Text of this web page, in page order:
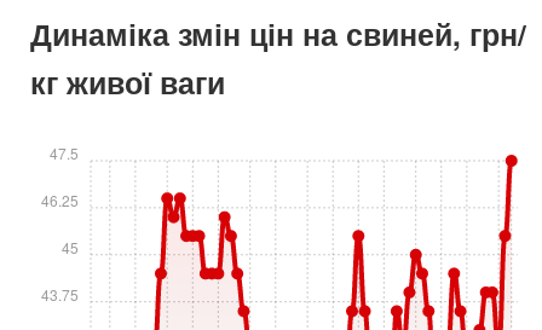
Динаміка змін цін на свиней, грн/
кг живої ваги
43.75
45
46.25
47.5